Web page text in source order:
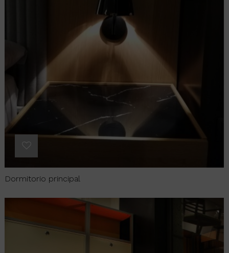
Dormitorio principal